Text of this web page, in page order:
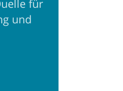
für
und